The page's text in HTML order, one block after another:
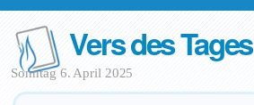
Vers des Tages
Sonntag 6. April 2025